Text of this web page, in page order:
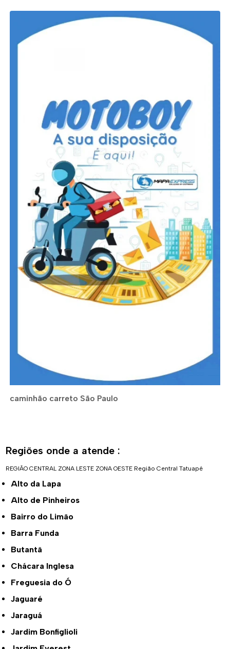
caminhão carreto São Paulo
Regiões onde a atende :
REGIÃO CENTRAL ZONA LESTE ZONA OESTE Região Central Tatuapé
Alto da Lapa
Alto de Pinheiros
Bairro do Limão
Barra Funda
Butantã
Chácara Inglesa
Freguesia do Ó
Jaguaré
Jaraguá
Jardim Bonfiglioli